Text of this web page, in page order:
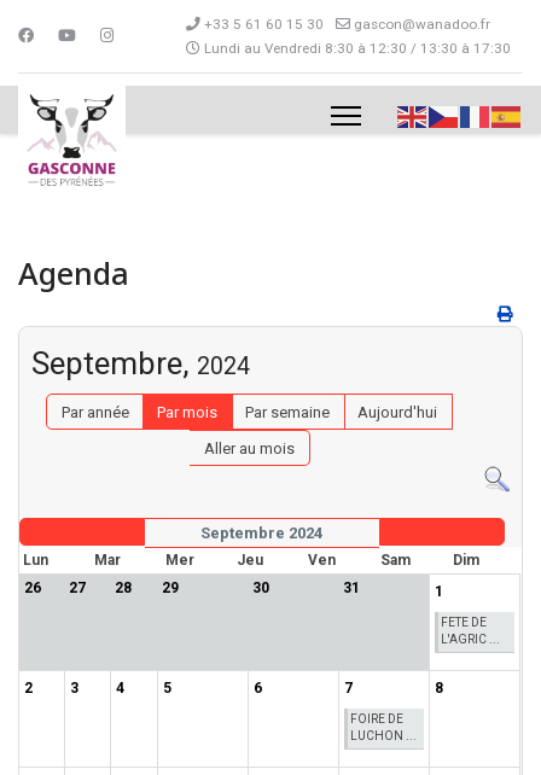
+33 5 61 60 15 30
gascon@wanadoo.fr
Lundi au Vendredi 8:30 à 12:30 / 13:30 à 17:30
Agenda
Septembre, 2024
Par année Par mois Par semaine
Aujourd'hui
Aller au mois
Septembre 2024
Lun Mar Mer Jeu Ven Sam
Dim
26
27 28 29 30 31 1
FETE DE
L'AGRIC ...
2 3 4 5 6 7
FOIRE DE
LUCHON ...
8